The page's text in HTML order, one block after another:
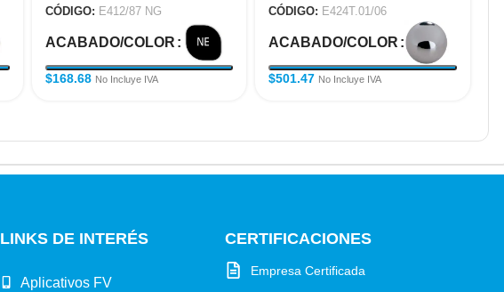
CÓDIGO: E412/87 NG
ACABADO/COLOR
$168.68 No Incluye IVA
CÓDIGO: E424T.01/06
ACABADO/COLOR
$501.47 No Incluye IVA
LINKS DE INTERÉS
Aplicativos FV
CERTIFICACIONES
Empresa Certificada